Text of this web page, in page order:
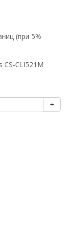
(при 5%
CS-CLI521M
+